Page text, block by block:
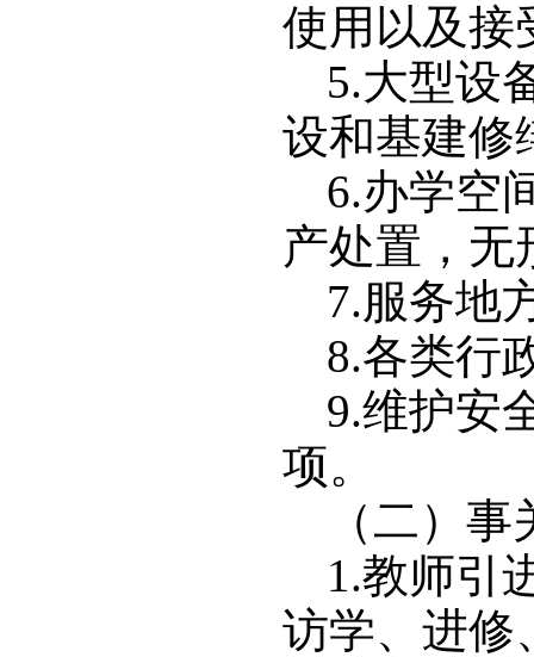
使用以及接
5.大型设
设和基建修
6.办学空
产处置，无
7.服务地
8.各类行
9.维护安
项。
（二）
1.教师引
访学、进修